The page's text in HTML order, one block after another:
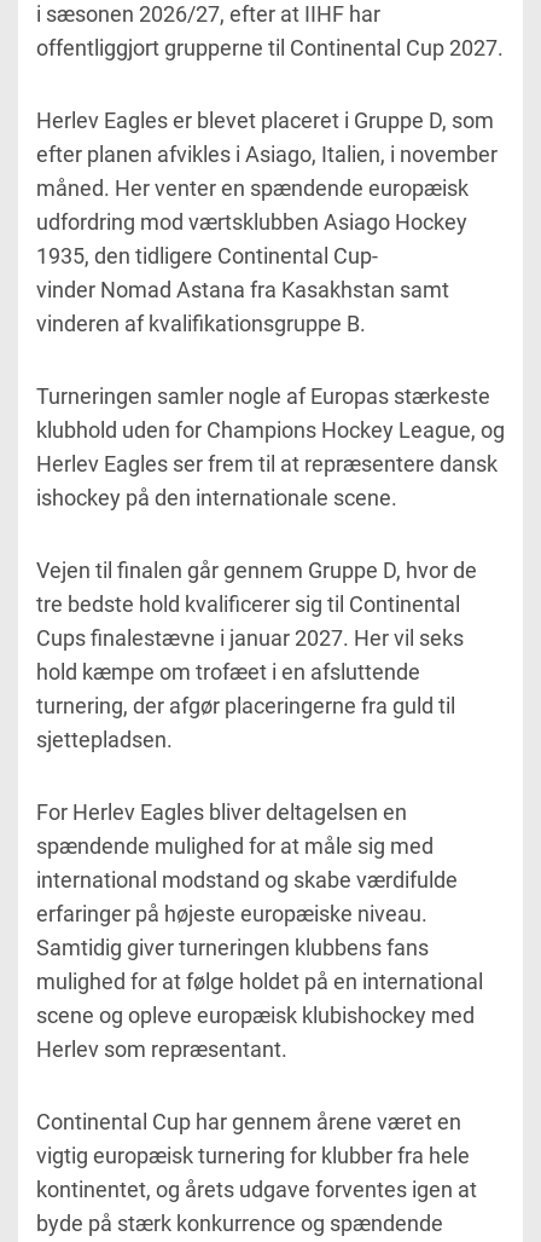
i sæsonen 2026/27, efter at IIHF har
offentliggjort grupperne til Continental Cup 2027.
Herlev Eagles er blevet placeret i Gruppe D, som
efter planen afvikles i Asiago, Italien, i november
måned. Her venter en spændende europæisk
udfordring mod værtsklubben Asiago Hockey
1935, den tidligere Continental Cup-
vinder Nomad Astana fra Kasakhstan samt
vinderen af kvalifikationsgruppe B.
Turneringen samler nogle af Europas stærkeste
klubhold uden for Champions Hockey League, og
Herlev Eagles ser frem til at repræsentere dansk
ishockey på den internationale scene.
Vejen til finalen går gennem Gruppe D, hvor de
tre bedste hold kvalificerer sig til Continental
Cups finalestævne i januar 2027. Her vil seks
hold kæmpe om trofæet i en afsluttende
turnering, der afgør placeringerne fra guld til
sjettepladsen.
For Herlev Eagles bliver deltagelsen en
spændende mulighed for at måle sig med
international modstand og skabe værdifulde
erfaringer på højeste europæiske niveau.
Samtidig giver turneringen klubbens fans
mulighed for at følge holdet på en international
scene og opleve europæisk klubishockey med
Herlev som repræsentant.
Continental Cup har gennem årene været en
vigtig europæisk turnering for klubber fra hele
kontinentet, og årets udgave forventes igen at
byde på stærk konkurrence og spændende